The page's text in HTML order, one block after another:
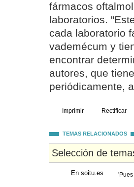
fármacos
laboratorios.
cada laboratorio
vademécum y
encontrar
autores, que
periódicamente,
Imprimir Rectificar
TEMAS RELACIONADOS
Selección de
En soitu.es